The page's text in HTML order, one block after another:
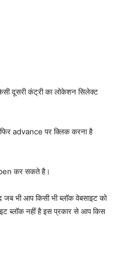
दूसरी कंट्री का लोकेशन सिलेक्ट
advance पर क्लिक करना है
कर सकते है।
भी आप किसी भी ब्लॉक वेबसाइट को
नहीं है इस प्रकार से आप किस